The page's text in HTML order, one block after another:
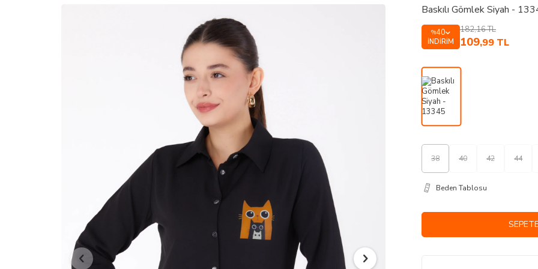
Baskılı Gömlek Siyah -
%40
İNDIRIM
182,16TL
109,99 TL
38 40 42 44
Beden Tablosu